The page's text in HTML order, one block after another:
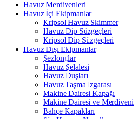
Havuz Merdivenleri
Havuz İçi Ekipmanlar
Kripsol Havuz Skimmer
Havuz Dip Süzgeçleri
Kripsol Dip Süzgeçleri
Havuz Dışı Ekipmanlar
Şezlonglar
Havuz Şelalesi
Havuz Duşları
Havuz Taşma Izgarası
Makine Dairesi Kapağı
Makine Dairesi ve Merdiveni
Bahçe Kapakları